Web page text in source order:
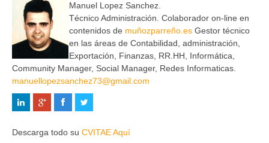
Manuel Lopez Sanchez.
Técnico Administración. Colaborador on-line en
contenidos de muñozparreño.es Gestor técnico
en las áreas de Contabilidad, administración,
Exportación, Finanzas, RR.HH, Informática,
Community Manager, Social Manager, Redes Informaticas.
manuellopezsanchez73@gmail.com
Descarga todo su CVITAE Aquí